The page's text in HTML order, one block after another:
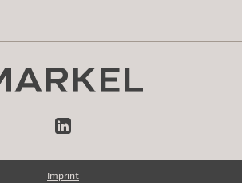
LinkedIn
Imprint